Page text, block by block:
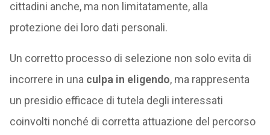
cittadini anche, ma non limitatamente, alla
protezione dei loro dati personali.
Un corretto processo di selezione non solo evita di
incorrere in una culpa in eligendo, ma rappresenta
un presidio efficace di tutela degli interessati
coinvolti nonché di corretta attuazione del percorso